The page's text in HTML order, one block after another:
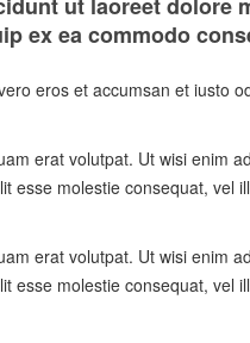
ex ea commodo
eros et accumsan et iusto
erat volutpat. Ut wisi enim
molestie consequat, vel
erat volutpat. Ut wisi enim
molestie consequat, vel